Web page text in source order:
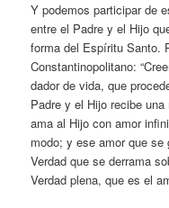
Y podemos participar de
entre el Padre y el Hijo
forma del Espíritu Santo.
Constantinopolitano:
dador de vida, que
Padre y el Hijo recibe
ama al Hijo con amor
modo; y ese amor que
Verdad que se derrama
Verdad plena, que es el